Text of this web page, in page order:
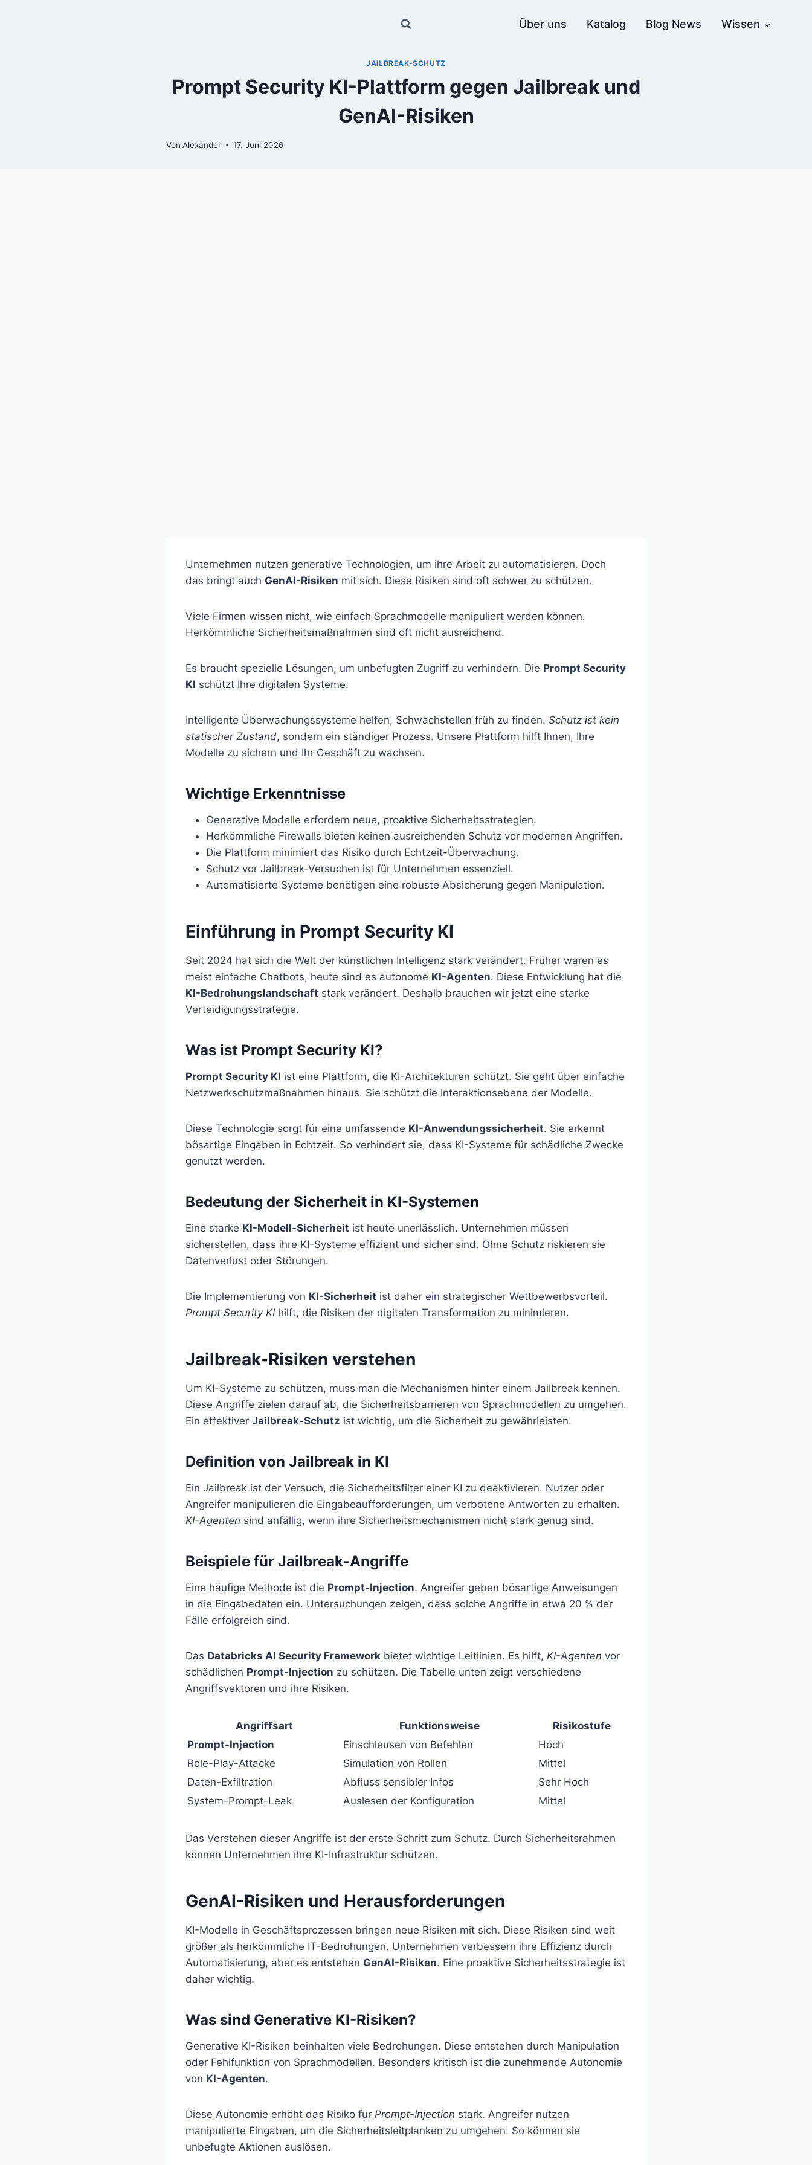
Über uns Katalog Blog News Wissen
JAILBREAK-SCHUTZ
Prompt Security KI-Plattform gegen Jailbreak und
GenAI-Risiken
Von Alexander 17. Juni 2026
Unternehmen nutzen generative Technologien, um ihre Arbeit zu automatisieren. Doch
das bringt auch GenAI-Risiken mit sich. Diese Risiken sind oft schwer zu schützen.
Viele Firmen wissen nicht, wie einfach Sprachmodelle manipuliert werden können.
Herkömmliche Sicherheitsmaßnahmen sind oft nicht ausreichend.
Es braucht spezielle Lösungen, um unbefugten Zugriff zu verhindern. Die Prompt Security
KI schützt Ihre digitalen Systeme.
Intelligente Überwachungssysteme helfen, Schwachstellen früh zu finden. Schutz ist kein
statischer Zustand, sondern ein ständiger Prozess. Unsere Plattform hilft Ihnen, Ihre
Modelle zu sichern und Ihr Geschäft zu wachsen.
Wichtige Erkenntnisse
Generative Modelle erfordern neue, proaktive Sicherheitsstrategien.
Herkömmliche Firewalls bieten keinen ausreichenden Schutz vor modernen Angriffen.
Die Plattform minimiert das Risiko durch Echtzeit-Überwachung.
Schutz vor Jailbreak-Versuchen ist für Unternehmen essenziell.
Automatisierte Systeme benötigen eine robuste Absicherung gegen Manipulation.
Einführung in Prompt Security KI
Seit 2024 hat sich die Welt der künstlichen Intelligenz stark verändert. Früher waren es
meist einfache Chatbots, heute sind es autonome KI-Agenten. Diese Entwicklung hat die
KI-Bedrohungslandschaft stark verändert. Deshalb brauchen wir jetzt eine starke
Verteidigungsstrategie.
Was ist Prompt Security KI?
Prompt Security KI ist eine Plattform, die KI-Architekturen schützt. Sie geht über einfache
Netzwerkschutzmaßnahmen hinaus. Sie schützt die Interaktionsebene der Modelle.
Diese Technologie sorgt für eine umfassende KI-Anwendungssicherheit. Sie erkennt
bösartige Eingaben in Echtzeit. So verhindert sie, dass KI-Systeme für schädliche Zwecke
genutzt werden.
Bedeutung der Sicherheit in KI-Systemen
Eine starke KI-Modell-Sicherheit ist heute unerlässlich. Unternehmen müssen
sicherstellen, dass ihre KI-Systeme effizient und sicher sind. Ohne Schutz riskieren sie
Datenverlust oder Störungen.
Die Implementierung von KI-Sicherheit ist daher ein strategischer Wettbewerbsvorteil.
Prompt Security KIhilft, die Risiken der digitalen Transformation zu minimieren.
Jailbreak-Risiken verstehen
Um KI-Systeme zu schützen, muss man die Mechanismen hinter einem Jailbreak kennen.
Diese Angriffe zielen darauf ab, die Sicherheitsbarrieren von Sprachmodellen zu umgehen.
Ein effektiver Jailbreak-Schutz ist wichtig, um die Sicherheit zu gewährleisten.
Definition von Jailbreak in KI
Ein Jailbreak ist der Versuch, die Sicherheitsfilter einer KI zu deaktivieren. Nutzer oder
Angreifer manipulieren die Eingabeaufforderungen, um verbotene Antworten zu erhalten.
KI-Agenten sind anfällig, wenn ihre Sicherheitsmechanismen nicht stark genug sind.
Beispiele für Jailbreak-Angriffe
Eine häufige Methode ist die Prompt-Injection. Angreifer geben bösartige Anweisungen
in die Eingabedaten ein. Untersuchungen zeigen, dass solche Angriffe in etwa 20 % der
Fälle erfolgreich sind.
Das Databricks AI Security Framework bietet wichtige Leitlinien. Es hilft, KI-Agenten vor
schädlichen Prompt-Injection zu schützen. Die Tabelle unten zeigt verschiedene
Angriffsvektoren und ihre Risiken.
Angriffsart Funktionsweise
Risikostufe
Prompt-Injection
Einschleusen von Befehlen
Hoch
Role-Play-Attacke
Simulation von Rollen
Mittel
Daten-Exfiltration
Abfluss sensibler Infos
Sehr Hoch
System-Prompt-Leak
Auslesen der Konfiguration Mittel
Das Verstehen dieser Angriffe ist der erste Schritt zum Schutz. Durch Sicherheitsrahmen
können Unternehmen ihre KI-Infrastruktur schützen.
GenAI-Risiken und Herausforderungen
KI-Modelle in Geschäftsprozessen bringen neue Risiken mit sich. Diese Risiken sind weit
größer als herkömmliche IT-Bedrohungen. Unternehmen verbessern ihre Effizienz durch
Automatisierung, aber es entstehen GenAI-Risiken. Eine proaktive Sicherheitsstrategie ist
daher wichtig.
Was sind Generative KI-Risiken?
Generative KI-Risiken beinhalten viele Bedrohungen. Diese entstehen durch Manipulation
oder Fehlfunktion von Sprachmodellen. Besonders kritisch ist die zunehmende Autonomie
von KI-Agenten.
Diese Autonomie erhöht das Risiko für Prompt-Injection stark. Angreifer nutzen
manipulierte Eingaben, um die Sicherheitsleitplanken zu umgehen. So können sie
unbefugte Aktionen auslösen.